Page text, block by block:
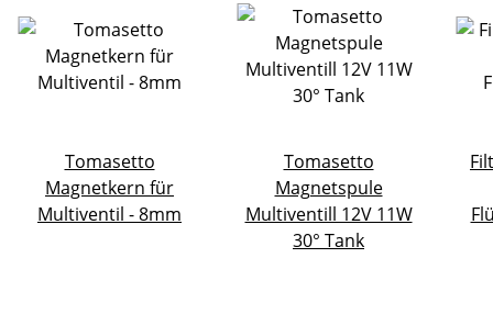
Tomasetto
Magnetkern für
Multiventil - 8mm
Tomasetto
Magnetspule
Multiventill 12V 11W
30° Tank